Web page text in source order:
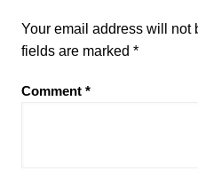
Your email address will not
fields are marked *
Comment *